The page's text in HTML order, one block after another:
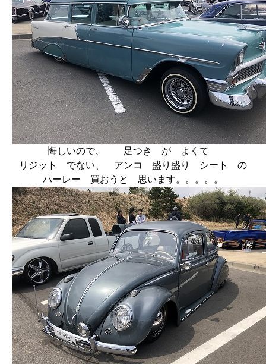
悔しいので、 足つき が よくて
リジット でない、 アンコ 盛り盛り シート の
ハーレー 買おうと 思います。。。。。